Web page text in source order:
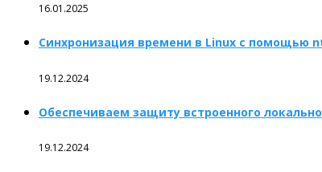
16.01.2025
Синхронизация времени в Linux с помощью
19.12.2024
Обеспечиваем защиту встроенного
19.12.2024